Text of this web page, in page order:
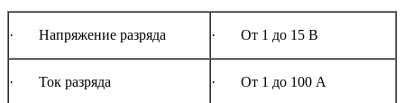
· Напряжение разряда · От 1 до 15 В
· Ток разряда · От 1 до 100 А